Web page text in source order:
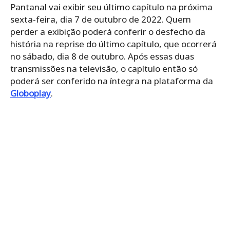
Pantanal vai exibir seu último capítulo na próxima
sexta-feira, dia 7 de outubro de 2022. Quem
perder a exibição poderá conferir o desfecho da
história na reprise do último capítulo, que ocorrerá
no sábado, dia 8 de outubro. Após essas duas
transmissões na televisão, o capítulo então só
poderá ser conferido na íntegra na plataforma da
Globoplay.